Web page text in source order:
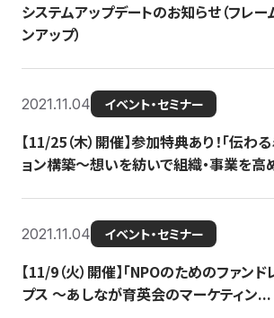
システムアップデートのお知らせ（フレ
ンアップ）
2021.11.04 イベント・セミナー
【11/25（木）開催】参加特典あり！「伝わ
ョン構築〜想いを紡いで組織・事業を高
2021.11.04 イベント・セミナー
【11/9（火）開催】「NPOのためのファン
プス 〜あしなが育英会のマーケティン...